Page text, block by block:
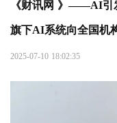
《财讯网 》——AI引
旗下AI系统向全国机
2025-07-10 18:02:35